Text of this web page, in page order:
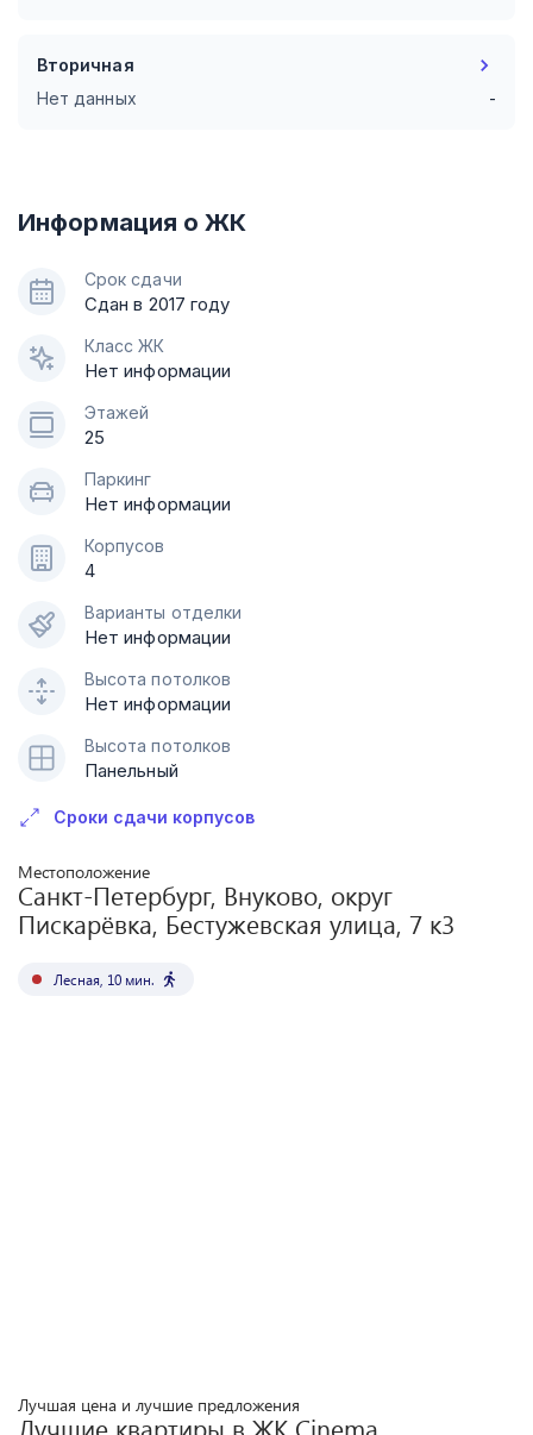
Вторичная
Нет данных
-
Информация о ЖК
Срок сдачи
Сдан в 2017 году
Класс ЖК
Нет информации
Этажей
25
Паркинг
Нет информации
Корпусов
4
Варианты отделки
Нет информации
Высота потолков
Нет информации
Высота потолков
Панельный
Сроки сдачи корпусов
Местоположение
Санкт-Петербург, Внуково, округ
Пискарёвка, Бестужевская улица, 7 к3
Лесная 10 мин.
Лучшая цена и лучшие предложения
Лучшие квартиры в ЖК Cinema